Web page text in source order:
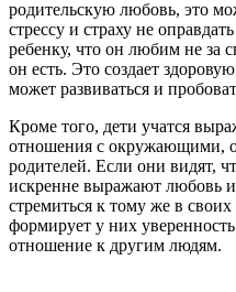
родительскую любовь, это
стрессу и страху не
ребенку, что он любим не за
он есть. Это создает
может развиваться и
Кроме того, дети учатся
отношения с окружающими,
родителей. Если они видят,
искренне выражают любовь
стремиться к тому же в
формирует у них
отношение к другим людям.